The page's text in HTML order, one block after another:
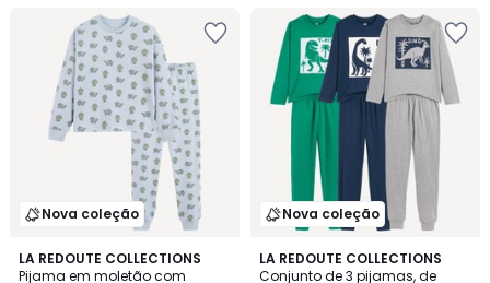
Nova coleção
LA REDOUTE COLLECTIONS
Pijama em moletão com
Nova coleção
LA REDOUTE COLLECTIONS
Conjunto de 3 pijamas, de